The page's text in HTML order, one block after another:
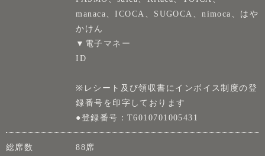
manaca、ICOCA、SUGOCA、nimoca、はや
かけん
▼電子マネー
ID
※レシート及び領収書にインボイス制度の登
録番号を印字しております
●登録番号：T6010701005431
総席数
88席